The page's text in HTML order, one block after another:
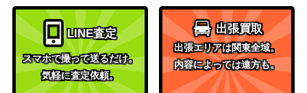
LINE査定
スマホで撮って送るだけ。
気軽に査定依頼。
出張買取
出張エリアは関東全域。
内容によっては遠方も。